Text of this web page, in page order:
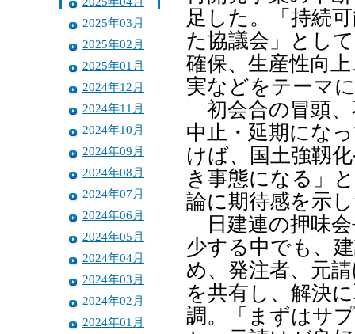
2025年03月
2025年02月
2025年01月
2024年12月
2024年11月
2024年10月
2024年09月
2024年08月
2024年07月
2024年06月
2024年05月
2024年04月
2024年03月
2024年02月
2024年01月
足した。「持続
た協議会」とし
確保、生産性向
実などをテーマ
初会合の冒頭、
中止・延期にな
けば、国土強靱
き事態になる」
論に期待感を示
日建連の押味会
少する中でも、
め、発注者、元
を共有し、解決
調。「まずはサ